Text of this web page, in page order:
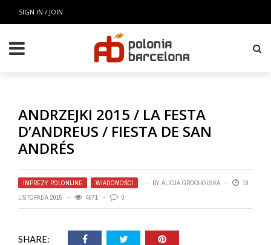
SIGN IN / JOIN
ANDRZEJKI 2015 / LA FESTA
D’ANDREUS / FIESTA DE SAN
ANDRÉS
IMPREZY POLONIJNE , WIADOMOŚCI BY ALICJA GROCHOLSKA
19
LISTOPADA 2015
4671 0
SHARE: